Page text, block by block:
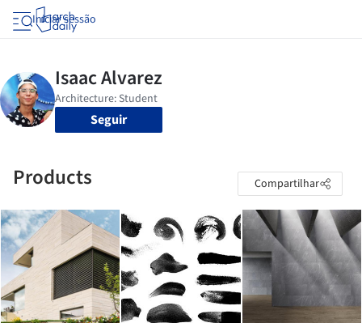
Iniciar sessão
Seguir
Products Compartilhar